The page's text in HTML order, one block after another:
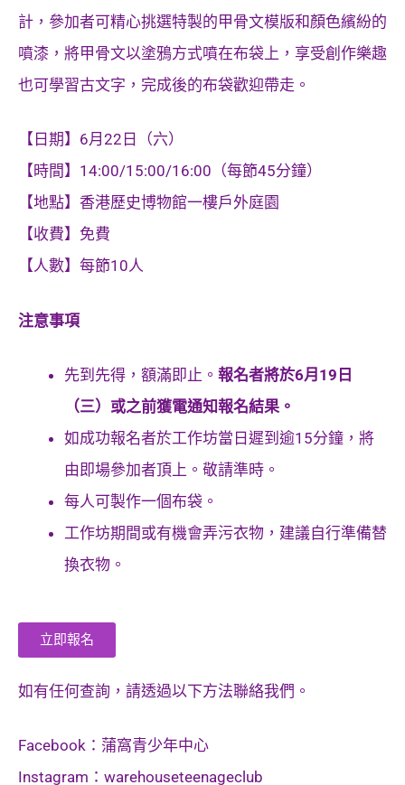
計，參加者可精心挑選特製的甲骨文模版和顏色繽紛的
噴漆，將甲骨文以塗鴉方式噴在布袋上，享受創作樂趣
也可學習古文字，完成後的布袋歡迎帶走。
【日期】6月22日（六）
【時間】14:00/15:00/16:00（每節45分鐘）
【地點】香港歷史博物館一樓戶外庭園
【收費】免費
【人數】每節10人
注意事項
先到先得，額滿即止。 報名者將於6月19日
（三）或之前獲電通知報名結果。
如成功報名者於工作坊當日遲到逾15分鐘，將
由即場參加者頂上。敬請準時。
每人可製作一個布袋。
工作坊期間或有機會弄污衣物，建議自行準備替
換衣物。
立即報名
如有任何查詢，請透過以下方法聯絡我們。
Facebook：蒲窩青少年中心
Instagram：warehouseteenageclub